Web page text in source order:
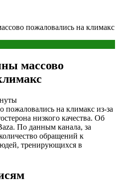
пожаловались на климакс
массово
на климакс из-за
низкого качества. Об
По данным канала, за
обращений к
тренирующихся в